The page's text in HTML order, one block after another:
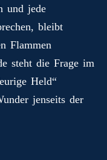
und jede
bleibt
Flammen
steht die Frage im
Held“
jenseits der